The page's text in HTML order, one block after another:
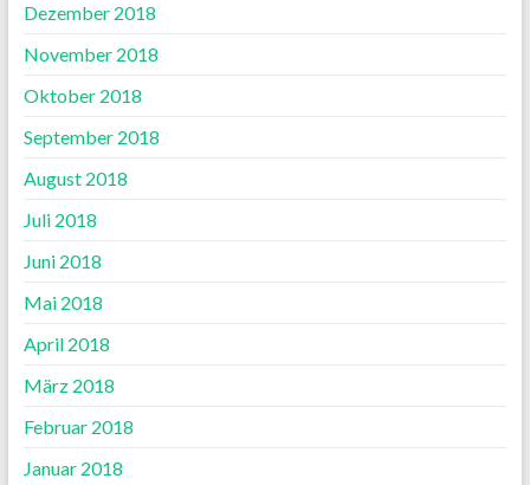
Dezember 2018
November 2018
Oktober 2018
September 2018
August 2018
Juli 2018
Juni 2018
Mai 2018
April 2018
März 2018
Februar 2018
Januar 2018